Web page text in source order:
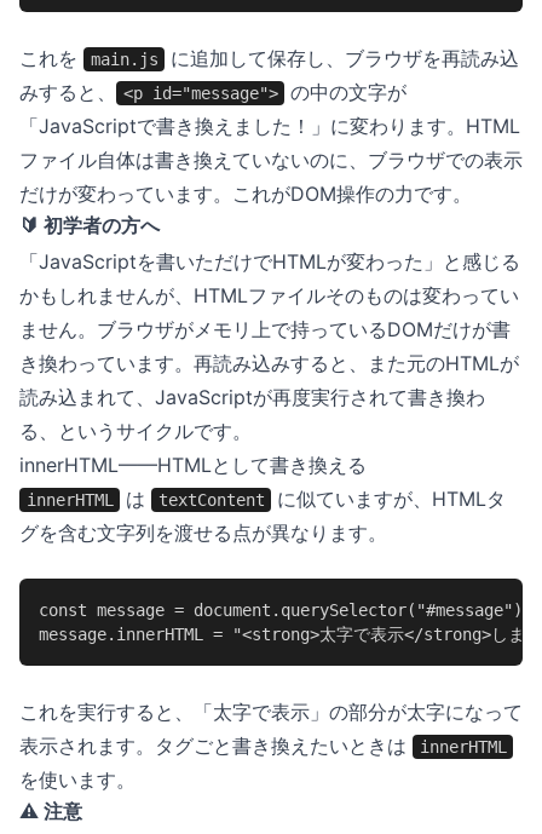
これを main.js
に追加して保存し、ブラウザを再読み込
みすると、
<p id="message">
の中の文字が
「JavaScriptで書き換えました！」に変わります。HTML
ファイル自体は書き換えていないのに、ブラウザでの表示
だけが変わっています。これがDOM操作の力です。
🔰 初学者の方へ
「JavaScriptを書いただけでHTMLが変わった」と感じる
かもしれませんが、HTMLファイルそのものは変わってい
ません。ブラウザがメモリ上で持っているDOMだけが書
き換わっています。再読み込みすると、また元のHTMLが
読み込まれて、JavaScriptが再度実行されて書き換わ
る、というサイクルです。
innerHTML——HTMLとして書き換える
innerHTML は textContent
に似ていますが、HTMLタ
グを含む文字列を渡せる点が異なります。
const message = document.querySelector("#message");
message.innerHTML = "<strong>太字で表示</strong>しま
これを実行すると、「太字で表示」の部分が太字になって
表示されます。タグごと書き換えたいときは
innerHTML
を使います。
⚠️ 注意